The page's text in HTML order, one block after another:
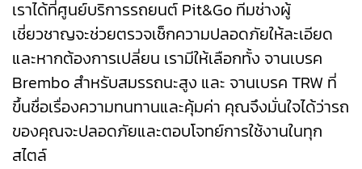
เราได้ที่ศูนย์บริการรถยนต์ Pit&Go ทีมช่างผู้
เชี่ยวชาญจะช่วยตรวจเช็กความปลอดภัยให้ละเอียด
และหากต้องการเปลี่ยน เรามีให้เลือกทั้ง จานเบรค
Brembo สำหรับสมรรถนะสูง และ จานเบรค TRW ที่
ขึ้นชื่อเรื่องความทนทานและคุ้มค่า คุณจึงมั่นใจได้ว่ารถ
ของคุณจะปลอดภัยและตอบโจทย์การใช้งานในทุก
สไตล์